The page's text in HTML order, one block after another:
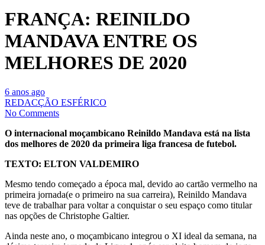
FRANÇA: REINILDO
MANDAVA ENTRE OS
MELHORES DE 2020
6 anos ago
REDACÇÃO ESFÉRICO
No Comments
O internacional moçambicano Reinildo Mandava está na lista
dos melhores de 2020 da primeira liga francesa de futebol.
TEXTO: ELTON VALDEMIRO
Mesmo tendo começado a época mal, devido ao cartão vermelho na
primeira jornada(e o primeiro na sua carreira), Reinildo Mandava
teve de trabalhar para voltar a conquistar o seu espaço como titular
nas opções de Christophe Galtier.
Ainda neste ano, o moçambicano integrou o XI ideal da semana, na